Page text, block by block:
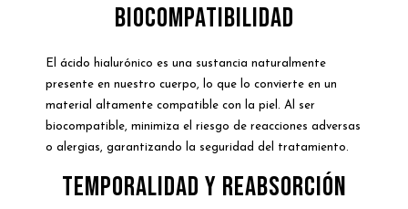
Biocompatibilidad
El ácido hialurónico es una sustancia naturalmente
presente en nuestro cuerpo, lo que lo convierte en un
material altamente compatible con la piel. Al ser
biocompatible, minimiza el riesgo de reacciones adversas
o alergias, garantizando la seguridad del tratamiento.
Temporalidad y Reabsorción